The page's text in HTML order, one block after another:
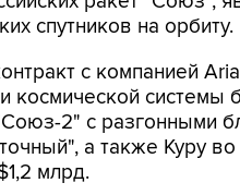
спутников на орбиту.
с компанией
космической системы
2" с разгонными
а также Куру
млрд.